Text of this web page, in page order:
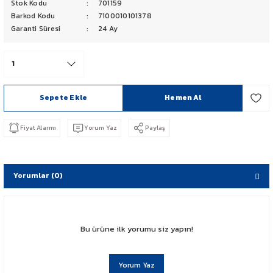
PCX 125-150
CBR 250
CRF 250 RALLY
NX 500
Stok Kodu
701159
Barkod Kodu
7100010101378
Garanti Süresi
24 Ay
Sepete Ekle Hemen Al
Fiyat Alarmı Yorum Yaz Paylaş
Yorumlar (0)
Bu ürüne ilk yorumu siz yapın!
Yorum Yaz